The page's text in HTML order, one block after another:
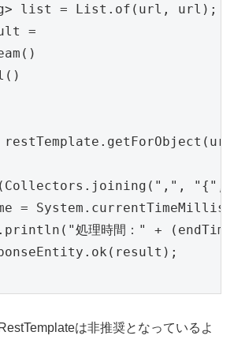
list = List.of(url, url);
=
"{",
=
処理時間：" +
は非推奨となっているよ